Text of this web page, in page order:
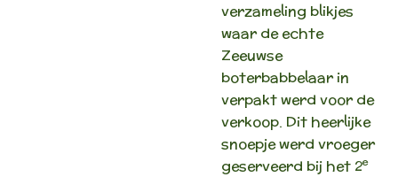
verzameling blikjes
waar de echte
Zeeuwse
boterbabbelaar in
verpakt werd voor de
verkoop. Dit heerlijke
snoepje werd vroeger
geserveerd bij het 2e